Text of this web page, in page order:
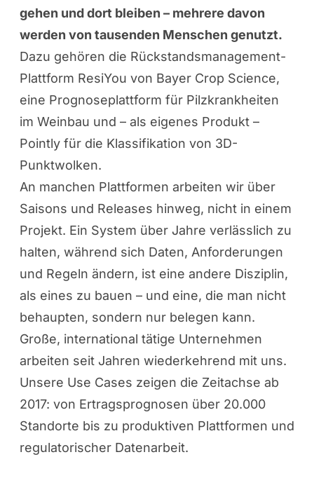
gehen und dort bleiben – mehrere davon
werden von tausenden Menschen genutzt.
Dazu gehören die Rückstandsmanagement-
Plattform ResiYou von Bayer Crop Science,
eine Prognoseplattform für Pilzkrankheiten
im Weinbau und – als eigenes Produkt –
Pointly für die Klassifikation von 3D-
Punktwolken.
An manchen Plattformen arbeiten wir über
Saisons und Releases hinweg, nicht in einem
Projekt. Ein System über Jahre verlässlich zu
halten, während sich Daten, Anforderungen
und Regeln ändern, ist eine andere Disziplin,
als eines zu bauen – und eine, die man nicht
behaupten, sondern nur belegen kann.
Große, international tätige Unternehmen
arbeiten seit Jahren wiederkehrend mit uns.
Unsere Use Cases zeigen die Zeitachse ab
2017: von Ertragsprognosen über 20.000
Standorte bis zu produktiven Plattformen und
regulatorischer Datenarbeit.